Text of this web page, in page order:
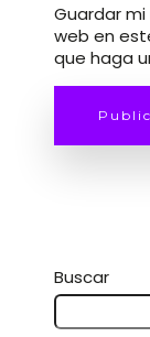
Guardar
web en
que haga
Buscar